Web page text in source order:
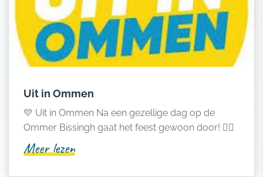
Uit in Ommen
💛 Uit in Ommen Na een gezellige dag op de
Ommer Bissingh gaat het feest gewoon door! 👌🏻
Meer lezen